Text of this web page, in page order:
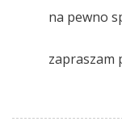
na pewno
zapraszam